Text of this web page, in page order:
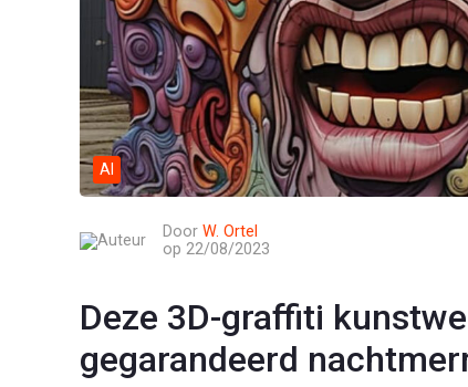
AI
Door W. Ortel
op 22/08/2023
Deze 3D-graffiti
gegarandeerd